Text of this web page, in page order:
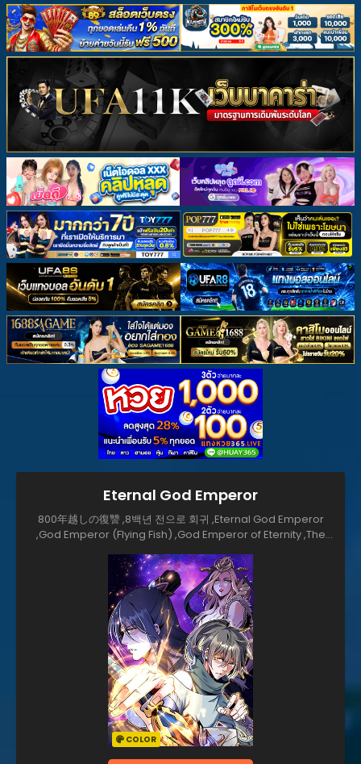
Eternal God Emperor
800年越しの復讐 ,8백년 전으로 회귀 ,Eternal God Emperor
,God Emperor (Flying Fish) ,God Emperor of Eternity ,The
尘帝归来 ,萬古神帝
COLOR